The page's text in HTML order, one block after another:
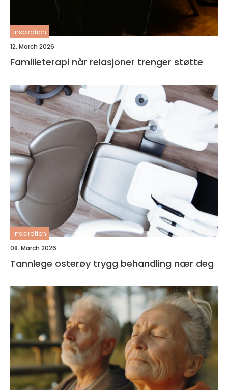
inspiration
12. March 2026
Familieterapi når relasjoner trenger støtte
inspiration
08. March 2026
Tannlege osterøy trygg behandling nær deg